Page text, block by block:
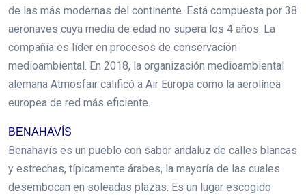
de las más modernas del continente. Está compuesta por 38
aeronaves cuya media de edad no supera los 4 años. La
compañía es líder en procesos de conservación
medioambiental. En 2018, la organización medioambiental
alemana Atmosfair calificó a Air Europa como la aerolínea
europea de red más eficiente.
BENAHAVÍS
Benahavís es un pueblo con sabor andaluz de calles blancas
y estrechas, típicamente árabes, la mayoría de las cuales
desembocan en soleadas plazas. Es un lugar escogido